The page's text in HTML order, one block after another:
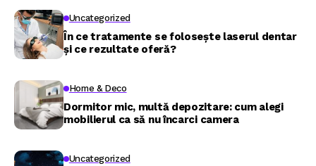
Uncategorized
În ce tratamente se folosește laserul dentar
și ce rezultate oferă?
Home & Deco
Dormitor mic, multă depozitare: cum alegi
mobilierul ca să nu încarci camera
Uncategorized